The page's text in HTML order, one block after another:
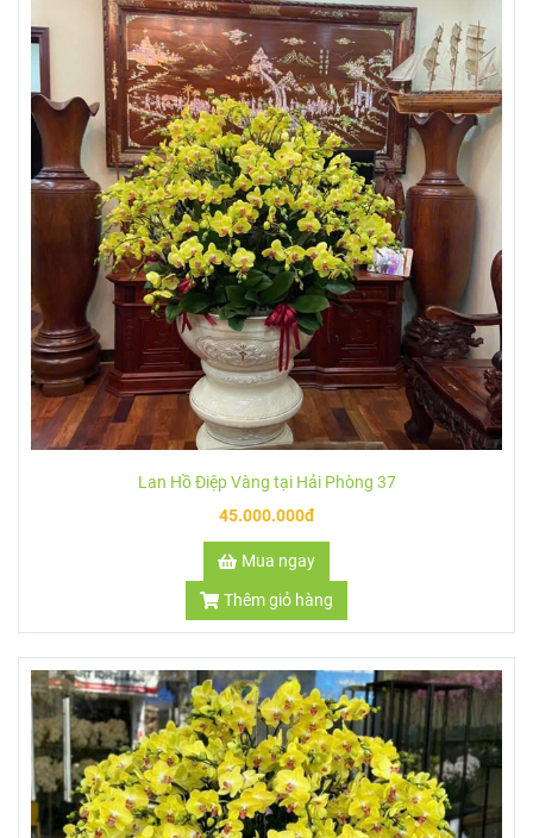
Lan Hồ Điệp Vàng tại Hải Phòng 37
45.000.000đ
Mua ngay
Thêm giỏ hàng